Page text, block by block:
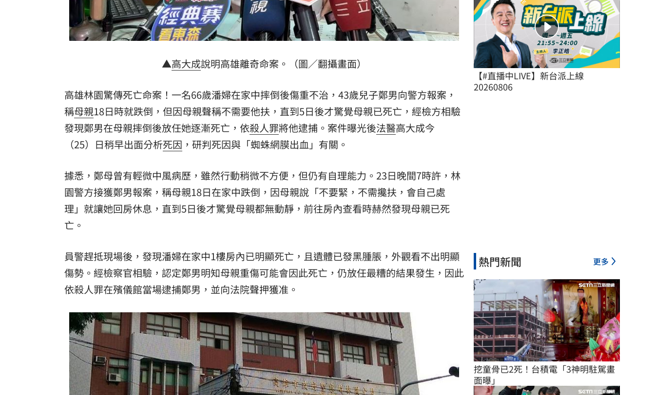
LIVE三立+24小時直播 15:27
三立iNEWS新聞台線上直播 18:00
理想混蛋號召粉絲跨海追星吃美食！ 18:15
▲高大成說明高雄離奇命案。（圖／翻攝畫面）
高雄林園驚傳死亡命案！一名66歲潘婦在家中摔倒後傷重不治，43歲兒子鄭男向警方報案，
稱母親18日時就跌倒，但因母親聲稱不需要他扶，直到5日後才驚覺母親已死亡，經檢方相驗
發現鄭男在母親摔倒後放任她逐漸死亡，依殺人罪將他逮捕。案件曝光後法醫高大成今
（25）日稍早出面分析死因 ，研判死因與「蜘蛛網膜出血」有關。
據悉，鄭母曾有輕微中風病歷，雖然行動稍微不方便，但仍有自理能力。23日晚間7時許，林
園警方接獲鄭男報案，稱母親18日在家中跌倒，因母親說「不要緊，不需攙扶，會自己處
理」就讓她回房休息，直到5日後才驚覺母親都無動靜，前往房內查看時赫然發現母親已死
亡。
員警趕抵現場後，發現潘婦在家中1樓房內已明顯死亡，且遺體已發黑腫脹，外觀看不出明顯
傷勢。經檢察官相驗，認定鄭男明知母親重傷可能會因此死亡，仍放任最糟的結果發生，因此
依殺人罪在殯儀館當場逮捕鄭男，並向法院聲押獲准。
【#直播中LIVE】新台派上線
20260806
熱門新聞 更多
挖童骨已2死！台積電「3神明駐駕畫
面曝」